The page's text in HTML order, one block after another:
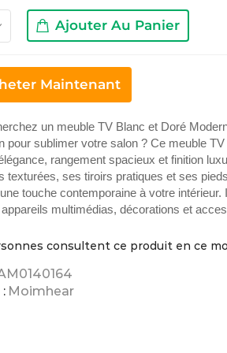
Ajouter Au Panier
Maintenant
un meuble TV Blanc et Doré
pour sublimer votre salon ? Ce meuble
rangement spacieux et finition
texturées, ses tiroirs pratiques et ses
touche contemporaine à votre intérieur.
multimédias, décorations et
consultent ce produit en ce
Moimhear